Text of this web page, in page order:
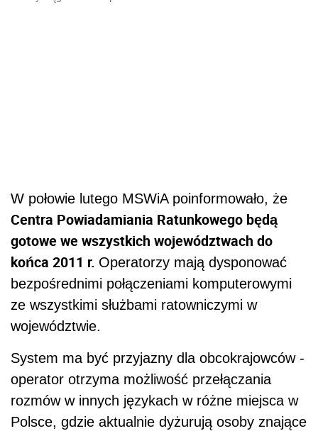
W połowie lutego MSWiA poinformowało, że
Centra Powiadamiania Ratunkowego będą
gotowe we wszystkich województwach do
końca 2011 r. Operatorzy mają dysponować
bezpośrednimi połączeniami komputerowymi
ze wszystkimi służbami ratowniczymi w
województwie.
System ma być przyjazny dla obcokrajowców -
operator otrzyma możliwość przełączania
rozmów w innych językach w różne miejsca w
Polsce, gdzie aktualnie dyżurują osoby znające